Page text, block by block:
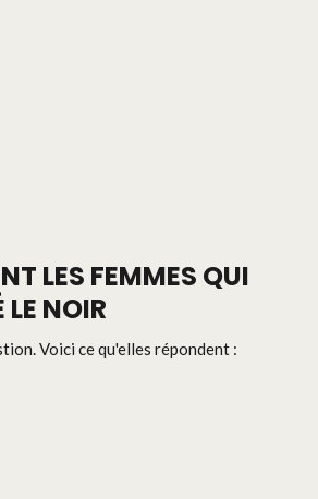
LES FEMMES QUI
LE NOIR
Voici ce qu'elles répondent :